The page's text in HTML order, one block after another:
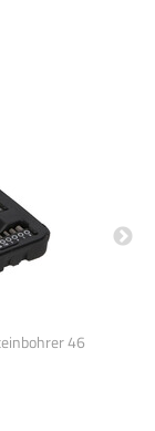
46